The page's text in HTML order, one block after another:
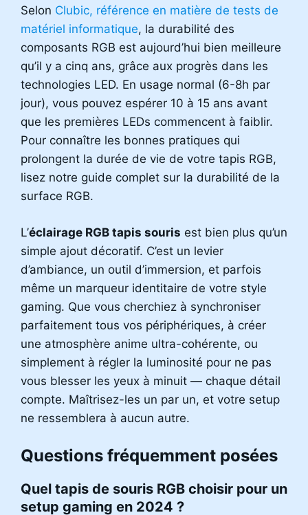
Selon Clubic, référence en matière de tests de
matériel informatique, la durabilité des
composants RGB est aujourd’hui bien meilleure
qu’il y a cinq ans, grâce aux progrès dans les
technologies LED. En usage normal (6-8h par
jour), vous pouvez espérer 10 à 15 ans avant
que les premières LEDs commencent à faiblir.
Pour connaître les bonnes pratiques qui
prolongent la durée de vie de votre tapis RGB,
lisez notre guide complet sur la durabilité de la
surface RGB.
L’éclairage RGB tapis souris est bien plus qu’un
simple ajout décoratif. C’est un levier
d’ambiance, un outil d’immersion, et parfois
même un marqueur identitaire de votre style
gaming. Que vous cherchiez à synchroniser
parfaitement tous vos périphériques, à créer
une atmosphère anime ultra-cohérente, ou
simplement à régler la luminosité pour ne pas
vous blesser les yeux à minuit — chaque détail
compte. Maîtrisez-les un par un, et votre setup
ne ressemblera à aucun autre.
Questions fréquemment posées
Quel tapis de souris RGB choisir pour un
setup gaming en 2024 ?